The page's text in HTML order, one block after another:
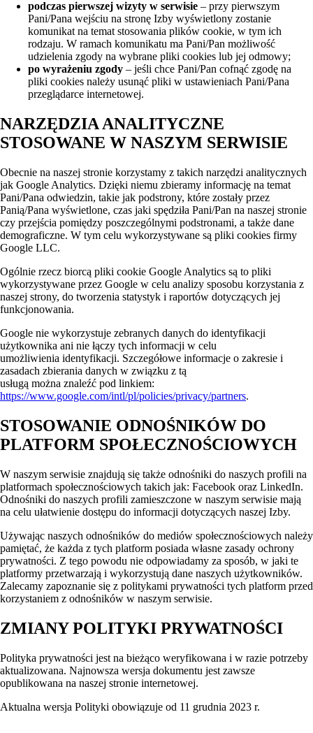
podczas pierwszej wizyty w serwisie – przy pierwszym
Pani/Pana wejściu na stronę Izby wyświetlony zostanie
komunikat na temat stosowania plików cookie, w tym ich
rodzaju. W ramach komunikatu ma Pani/Pan możliwość
udzielenia zgody na wybrane pliki cookies lub jej odmowy;
po wyrażeniu zgody – jeśli chce Pani/Pan cofnąć zgodę na
pliki cookies należy usunąć pliki w ustawieniach Pani/Pana
przeglądarce internetowej.
NARZĘDZIA ANALITYCZNE
STOSOWANE W NASZYM SERWISIE
Obecnie na naszej stronie korzystamy z takich narzędzi analitycznych
jak Google Analytics. Dzięki niemu zbieramy informację na temat
Pani/Pana odwiedzin, takie jak podstrony, które zostały przez
Panią/Pana wyświetlone, czas jaki spędziła Pani/Pan na naszej stronie
czy przejścia pomiędzy poszczególnymi podstronami, a także dane
demograficzne. W tym celu wykorzystywane są pliki cookies firmy
Google LLC.
Ogólnie rzecz biorcą pliki cookie Google Analytics są to pliki
wykorzystywane przez Google w celu analizy sposobu korzystania z
naszej strony, do tworzenia statystyk i raportów dotyczących jej
funkcjonowania.
Google nie wykorzystuje zebranych danych do identyfikacji
użytkownika ani nie łączy tych informacji w celu
umożliwienia identyfikacji. Szczegółowe informacje o zakresie i
zasadach zbierania danych w związku z tą
usługą można znaleźć pod linkiem:
https://www.google.com/intl/pl/policies/privacy/partners.
STOSOWANIE ODNOŚNIKÓW DO
PLATFORM SPOŁECZNOŚCIOWYCH
W naszym serwisie znajdują się także odnośniki do naszych profili na
platformach społecznościowych takich jak: Facebook oraz LinkedIn.
Odnośniki do naszych profili zamieszczone w naszym serwisie mają
na celu ułatwienie dostępu do informacji dotyczących naszej Izby.
Używając naszych odnośników do mediów społecznościowych należy
pamiętać, że każda z tych platform posiada własne zasady ochrony
prywatności. Z tego powodu nie odpowiadamy za sposób, w jaki te
platformy przetwarzają i wykorzystują dane naszych użytkowników.
Zalecamy zapoznanie się z politykami prywatności tych platform przed
korzystaniem z odnośników w naszym serwisie.
ZMIANY POLITYKI PRYWATNOŚCI
Polityka prywatności jest na bieżąco weryfikowana i w razie potrzeby
aktualizowana. Najnowsza wersja dokumentu jest zawsze
opublikowana na naszej stronie internetowej.
Aktualna wersja Polityki obowiązuje od 11 grudnia 2023 r.